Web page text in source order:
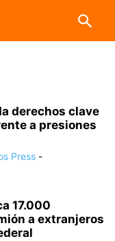
derechos clave
a presiones
Press -
17.000
a extranjeros